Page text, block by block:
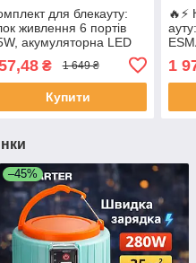
для блекауту:
живлення 6 портів
акумуляторна LED
ліхтар
₴ 1 649 ₴
Купити
1
–45%